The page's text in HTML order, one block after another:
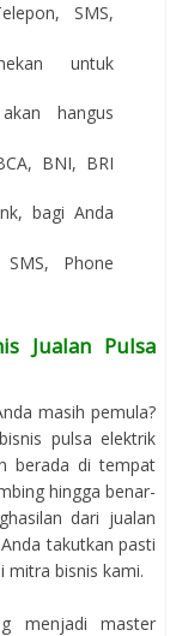
SMS,
untuk
hangus
BNI, BRI
bagi Anda
Phone
Jualan Pulsa
masih pemula?
pulsa elektrik
berada di tempat
hingga benar-
dari jualan
takutkan pasti
mitra bisnis kami.
menjadi master